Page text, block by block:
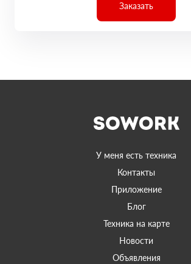
Заказать
У меня есть техника
Контакты
Приложение
Блог
Техника на карте
Новости
Объявления